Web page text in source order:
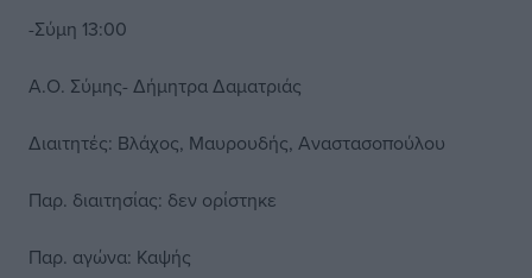
-Σύμη 13:00
Α.Ο. Σύμης- Δήμητρα Δαματριάς
Διαιτητές: Βλάχος, Μαυρουδής, Αναστασοπούλου
Παρ. διαιτησίας: δεν ορίστηκε
Παρ. αγώνα: Καψής